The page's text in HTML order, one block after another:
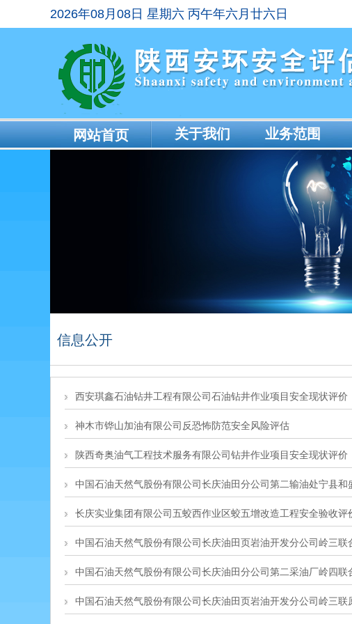
2026年08月08日 星期六 丙午年六月廿六日
网站首页 关于我们 业务范围
信息公开
西安琪鑫石油钻井工程有限公司石油钻井作业项目安全现状评价
神木市铧山加油有限公司反恐怖防范安全风险评估
陕西奇奥油气工程技术服务有限公司钻井作业项目安全现状评价
中国石油天然气股份有限公司长庆油田分公司第二输油处宁县
长庆实业集团有限公司五蛟西作业区蛟五增改造工程安全验收评
中国石油天然气股份有限公司长庆油田页岩油开发分公司岭三
中国石油天然气股份有限公司长庆油田分公司第二采油厂岭四
中国石油天然气股份有限公司长庆油田页岩油开发分公司岭三